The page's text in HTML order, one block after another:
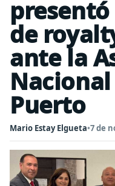
de
ante la
Puerto
Mario Estay Elgueta•7 de